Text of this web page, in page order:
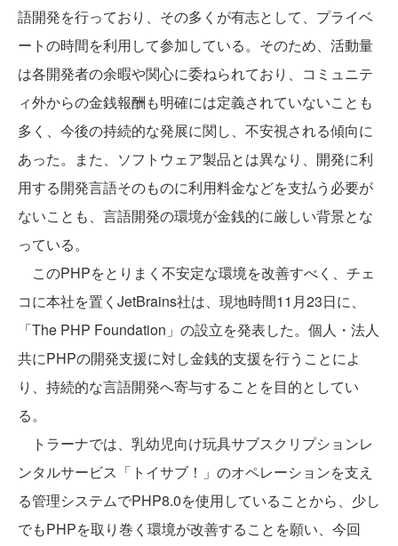
語開発を行っており、その多くが有志として、プライベ
ートの時間を利用して参加している。そのため、活動量
は各開発者の余暇や関心に委ねられており、コミュニテ
ィ外からの金銭報酬も明確には定義されていないことも
多く、今後の持続的な発展に関し、不安視される傾向に
あった。また、ソフトウェア製品とは異なり、開発に利
用する開発言語そのものに利用料金などを支払う必要が
ないことも、言語開発の環境が金銭的に厳しい背景とな
っている。
このPHPをとりまく不安定な環境を改善すべく、チェ
コに本社を置くJetBrains社は、現地時間11月23日に、
「The PHP Foundation」の設立を発表した。個人・法人
共にPHPの開発支援に対し金銭的支援を行うことによ
り、持続的な言語開発へ寄与することを目的としてい
る。
トラーナでは、乳幼児向け玩具サブスクリプションレ
ンタルサービス「トイサブ！」のオペレーションを支え
る管理システムでPHP8.0を使用していることから、少し
でもPHPを取り巻く環境が改善することを願い、今回